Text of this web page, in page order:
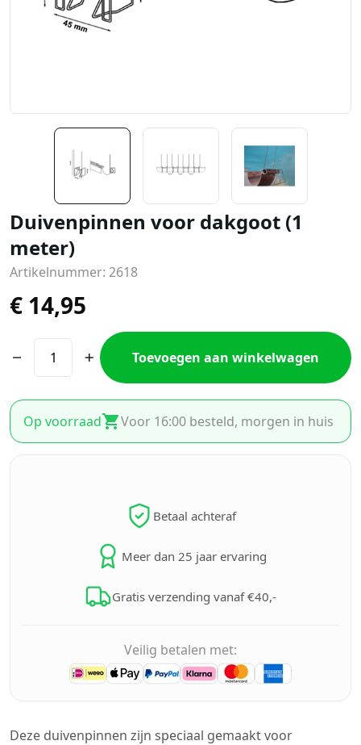
Duivenpinnen voor dakgoot (1
meter)
Artikelnummer: 2618
€ 14,95
Toevoegen aan winkelwagen
Op voorraad Voor 16:00 besteld, morgen in huis
Betaal achteraf
Meer dan 25 jaar ervaring
Gratis verzending vanaf €40,-
Veilig betalen met:
Deze duivenpinnen zijn speciaal gemaakt voor